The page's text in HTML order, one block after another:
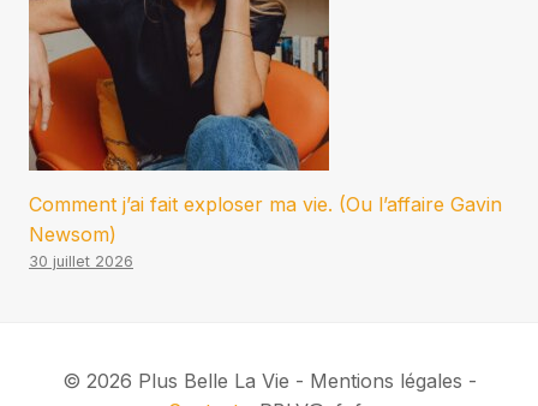
Comment j’ai fait exploser ma vie. (Ou l’affaire Gavin
Newsom)
30 juillet 2026
© 2026 Plus Belle La Vie - Mentions légales -